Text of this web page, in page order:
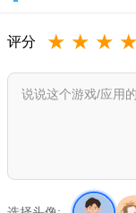
停课铃app软件
量指数、黄历、潮汐
报、雷达图、台风
评分 ★ ★ ★ ★